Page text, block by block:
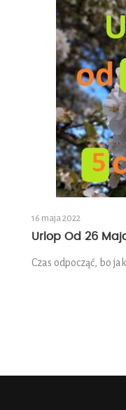
16 maja 2022
Urlop Od 26
Czas odpocząć, bo